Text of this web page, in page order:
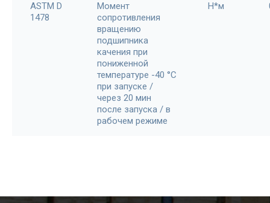
ASTM D
1478
Момент
сопротивления
вращению
подшипника
качения при
пониженной
температуре -40 °С
при запуске /
через 20 мин
после запуска / в
рабочем режиме
H*м